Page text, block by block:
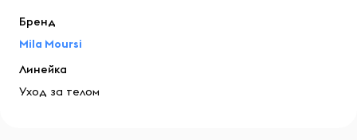
Бренд
Mila Moursi
Линейка
Уход за телом